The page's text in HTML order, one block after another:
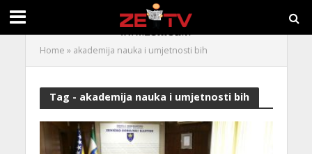
Home » akademija nauka i umjetnosti bih
Tag - akademija nauka i umjetnosti bih